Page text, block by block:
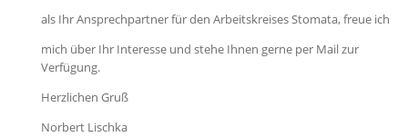
als Ihr Ansprechpartner für den Arbeitskreises Stomata, freue ich
mich über Ihr Interesse und stehe Ihnen gerne per Mail zur
Verfügung.
Herzlichen Gruß
Norbert Lischka